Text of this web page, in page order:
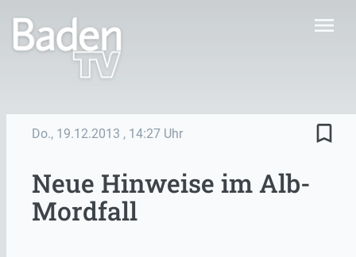
menu
Do., 19.12.2013 , 14:27 Uhr bookmark_border
Neue Hinweise im Alb-
Mordfall